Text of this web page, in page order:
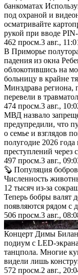
банкоматах
под охраной и
осматривайте
рукой при вводе
462 просм.3 авг.,
В Приморье
падения из окна
облокотившись на
больницу в крайне
Минздрава региона,
перевели в
474 просм.3 авг.,
МВД назвало
предупредили, что
о семье и взглядов
полугодие 2026
преступлений через
497 просм.3 авг.,
🦫 Популяция
Численность
12 тысяч из-за
Теперь бобры валят
появляются рядом с
506 просм.3 авг.,
▶
Концерт Димы
подиум с LED-
танцпола. Многие
видели лишь
572 просм.2 авг.,